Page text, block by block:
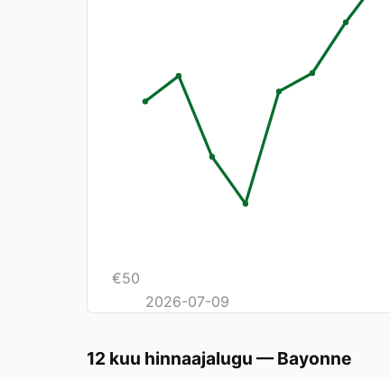
€50
2026-07-09
12 kuu hinnaajalugu —Bayonne